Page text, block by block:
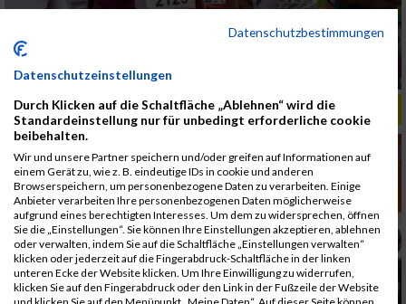
ALBUM B2RUN MÜNCHEN, B2RUN / 16.07.2019
Datenschutzbestimmungen
Datenschutzeinstellungen
Durch Klicken auf die Schaltfläche „Ablehnen“ wird die
Standardeinstellung nur für unbedingt erforderliche cookie
beibehalten.
Wir und unsere Partner speichern und/oder greifen auf Informationen auf
einem Gerät zu, wie z. B. eindeutige IDs in cookie und anderen
Browserspeichern, um personenbezogene Daten zu verarbeiten. Einige
Anbieter verarbeiten Ihre personenbezogenen Daten möglicherweise
aufgrund eines berechtigten Interesses. Um dem zu widersprechen, öffnen
Sie die „Einstellungen“. Sie können Ihre Einstellungen akzeptieren, ablehnen
oder verwalten, indem Sie auf die Schaltfläche „Einstellungen verwalten“
klicken oder jederzeit auf die Fingerabdruck-Schaltfläche in der linken
unteren Ecke der Website klicken. Um Ihre Einwilligung zu widerrufen,
klicken Sie auf den Fingerabdruck oder den Link in der Fußzeile der Website
und klicken Sie auf den Menüpunkt „Meine Daten“. Auf dieser Seite können